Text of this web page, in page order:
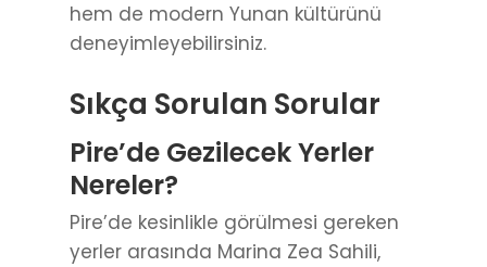
hem de modern Yunan kültürünü
deneyimleyebilirsiniz.
Sıkça Sorulan Sorular
Pire’de Gezilecek Yerler
Nereler?
Pire’de kesinlikle görülmesi gereken
yerler arasında Marina Zea Sahili,